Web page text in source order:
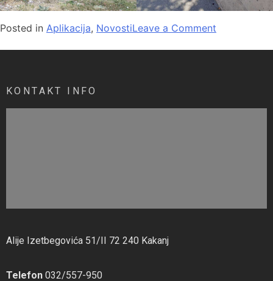
Posted in Aplikacija, NovostiLeave a Comment
KONTAKT INFO
Alije Izetbegovića 51/II 72 240 Kakanj
Telefon 032/557-950